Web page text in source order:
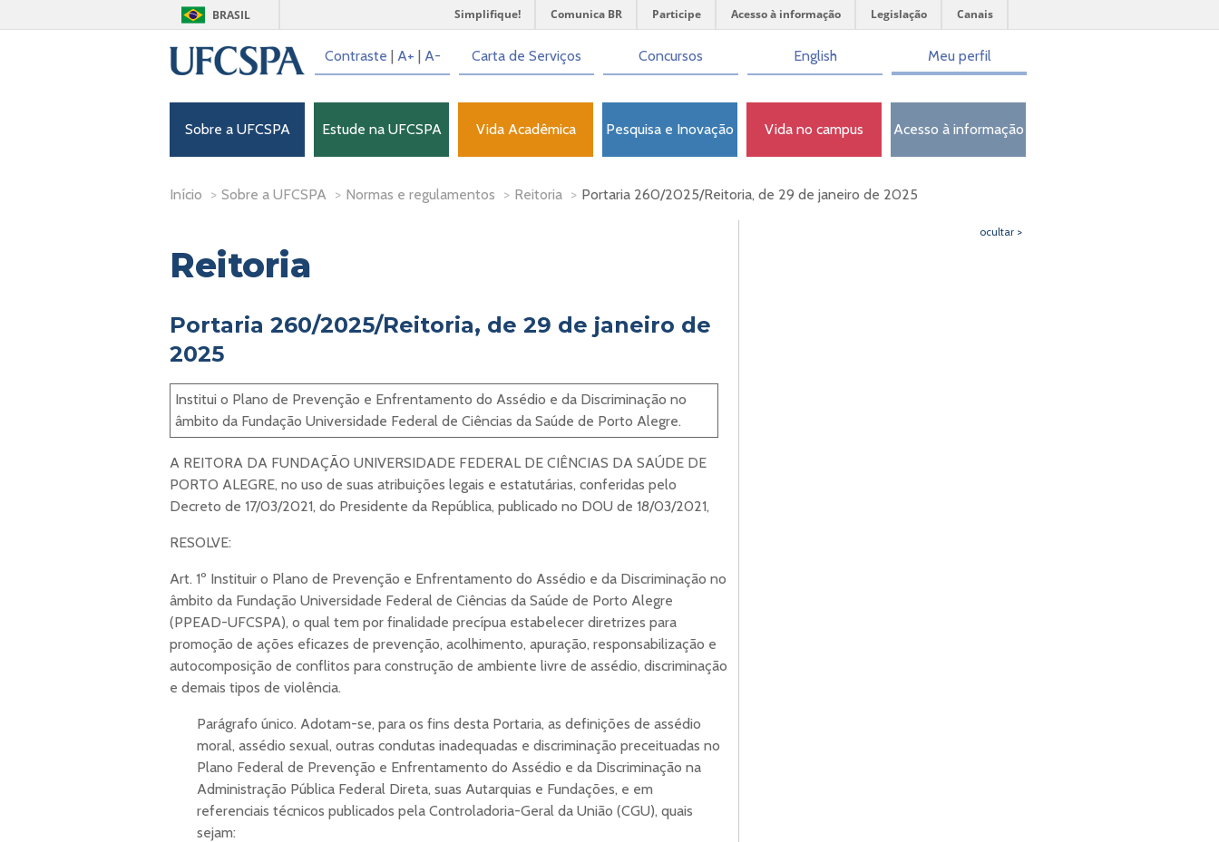
BRASIL Simplifique! Comunica BR Participe Acesso à informação Legislação Canais
Contraste | A+ | A- Carta de Serviços Concursos English Meu perfil
Sobre a UFCSPA Estude na UFCSPA Vida Acadêmica Pesquisa e Inovação Vida no campus Acesso à informação
Início > Sobre a UFCSPA > Normas e regulamentos > Reitoria > Portaria 260/2025/Reitoria, de 29 de janeiro de 2025
Reitoria
Portaria 260/2025/Reitoria, de 29 de janeiro de
2025
Institui o Plano de Prevenção e Enfrentamento do Assédio e da Discriminação no
âmbito da Fundação Universidade Federal de Ciências da Saúde de Porto Alegre.
A REITORA DA FUNDAÇÃO UNIVERSIDADE FEDERAL DE CIÊNCIAS DA SAÚDE DE
PORTO ALEGRE, no uso de suas atribuições legais e estatutárias, conferidas pelo
Decreto de 17/03/2021, do Presidente da República, publicado no DOU de 18/03/2021,
RESOLVE:
Art. 1º Instituir o Plano de Prevenção e Enfrentamento do Assédio e da Discriminação no
âmbito da Fundação Universidade Federal de Ciências da Saúde de Porto Alegre
(PPEAD-UFCSPA), o qual tem por finalidade precípua estabelecer diretrizes para
promoção de ações eficazes de prevenção, acolhimento, apuração, responsabilização e
autocomposição de conflitos para construção de ambiente livre de assédio, discriminação
e demais tipos de violência.
Parágrafo único. Adotam-se, para os fins desta Portaria, as definições de assédio
moral, assédio sexual, outras condutas inadequadas e discriminação preceituadas no
Plano Federal de Prevenção e Enfrentamento do Assédio e da Discriminação na
Administração Pública Federal Direta, suas Autarquias e Fundações, e em
referenciais técnicos publicados pela Controladoria-Geral da União (CGU), quais
sejam:
ocultar >